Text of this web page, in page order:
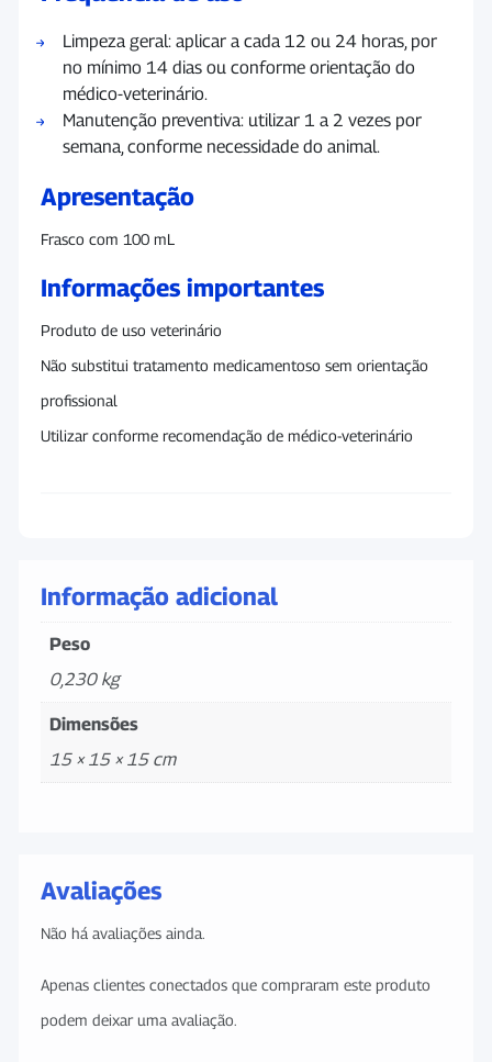
Limpeza geral: aplicar a cada 12 ou 24 horas, por
no mínimo 14 dias ou conforme orientação do
médico-veterinário.
Manutenção preventiva: utilizar 1 a 2 vezes por
semana, conforme necessidade do animal.
Apresentação
Frasco com 100 mL
Informações importantes
Produto de uso veterinário
Não substitui tratamento medicamentoso sem orientação
profissional
Utilizar conforme recomendação de médico-veterinário
Informação adicional
Peso
0,230 kg
Dimensões
15 × 15 × 15 cm
Avaliações
Não há avaliações ainda.
Apenas clientes conectados que compraram este produto
podem deixar uma avaliação.